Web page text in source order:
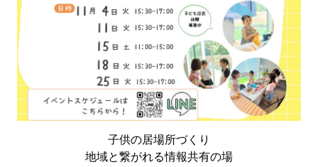
子供の居場所づくり
地域と繋がれる情報共有の場